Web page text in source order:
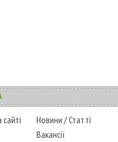
Новини /Статті
Вакансії